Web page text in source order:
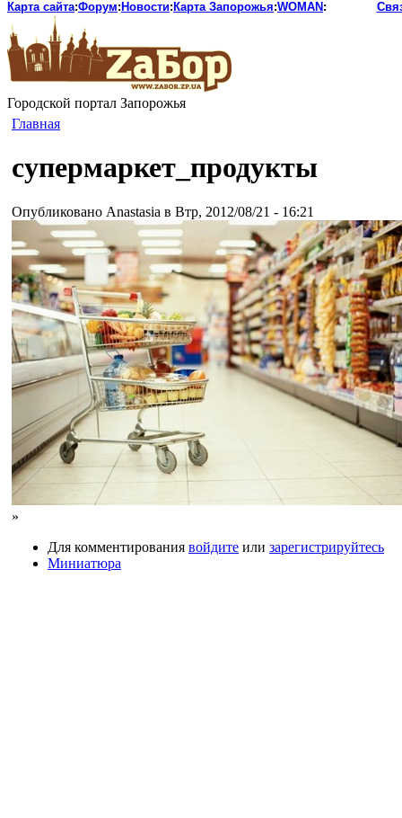
Карта сайта:Форум: Новости: Карта Запорожья:WOMAN :
Городской портал Запорожья
Главная
супермаркет_продукты
Опубликовано Anastasia в Втр, 2012/08/21 - 16:21
»
Для комментирования войдите или зарегистрируйтесь
Миниатюра